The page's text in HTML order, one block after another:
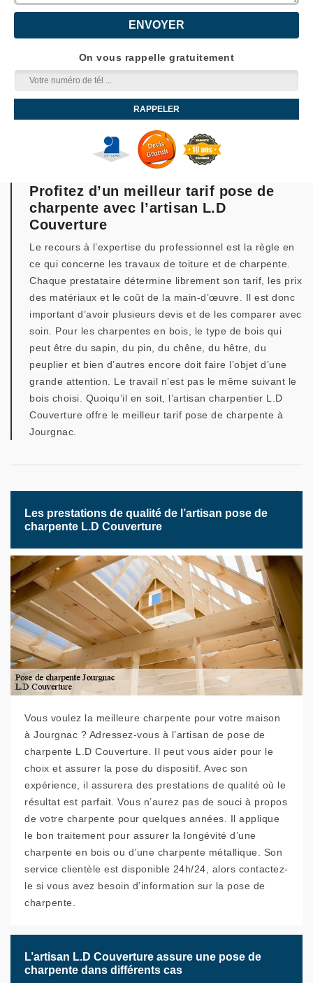
On vous rappelle gratuitement
Profitez d’un meilleur tarif pose de
charpente avec l’artisan L.D
Couverture
Le recours à l’expertise du professionnel est la règle en
ce qui concerne les travaux de toiture et de charpente.
Chaque prestataire détermine librement son tarif, les prix
des matériaux et le coût de la main-d’œuvre. Il est donc
important d’avoir plusieurs devis et de les comparer avec
soin. Pour les charpentes en bois, le type de bois qui
peut être du sapin, du pin, du chêne, du hêtre, du
peuplier et bien d’autres encore doit faire l’objet d’une
grande attention. Le travail n’est pas le même suivant le
bois choisi. Quoiqu’il en soit, l’artisan charpentier L.D
Couverture offre le meilleur tarif pose de charpente à
Jourgnac.
Les prestations de qualité de l’artisan pose de
charpente L.D Couverture
Vous voulez la meilleure charpente pour votre maison
à Jourgnac ? Adressez-vous à l’artisan de pose de
charpente L.D Couverture. Il peut vous aider pour le
choix et assurer la pose du dispositif. Avec son
expérience, il assurera des prestations de qualité où le
résultat est parfait. Vous n’aurez pas de souci à propos
de votre charpente pour quelques années. Il applique
le bon traitement pour assurer la longévité d’une
charpente en bois ou d’une charpente métallique. Son
service clientèle est disponible 24h/24, alors contactez-
le si vous avez besoin d’information sur la pose de
charpente.
L’artisan L.D Couverture assure une pose de
charpente dans différents cas